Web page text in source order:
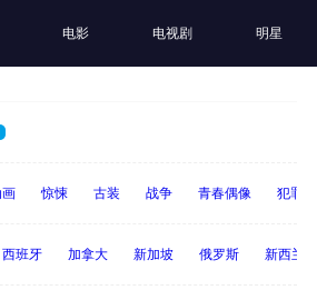
电影 电视剧 明星
惊悚 古装 战争 青春偶像 犯罪
西班牙 加拿大 新加坡 俄罗斯 新西兰